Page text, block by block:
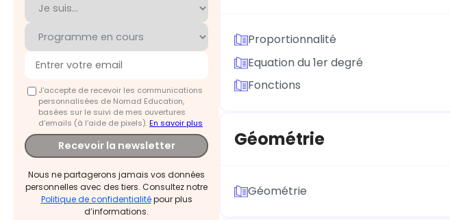
J'accepte de recevoir les communications
personnalisées de Nomad Education,
basées sur le suivi de mes ouvertures
d'emails (à l’aide de pixels).En savoir plus
Recevoir la newsletter
Nous ne partagerons jamais vos données
personnelles avec des tiers. Consultez notre
Politique de confidentialitépour plus
d’informations.
Proportionnalité
Equation du 1er degré
Fonctions
Géométrie
Géométrie